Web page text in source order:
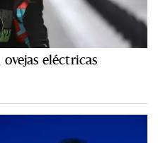
eléctricas